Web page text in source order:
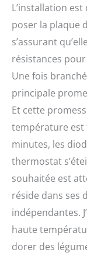
L’installation
poser la plaque
s’assurant
résistances
Une fois
principale
Et cette
température est
minutes, les
thermostat
souhaitée est
réside dans ses
indépendantes.
haute
dorer des